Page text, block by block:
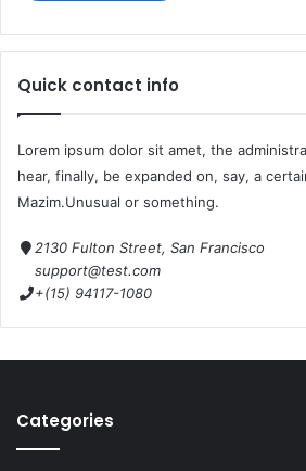
Quick contact info
Lorem ipsum dolor sit amet, the
hear, finally, be expanded on, say, a
Mazim.Unusual or something.
2130 Fulton Street, San Francisco
support@test.com
+(15) 94117-1080
Categories